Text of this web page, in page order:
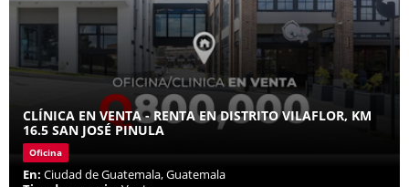
CLÍNICA EN VENTA - RENTA EN DISTRITO VILAFLOR, KM
16.5 SAN JOSÉ PINULA
Oficina
En: Ciudad de Guatemala, Guatemala